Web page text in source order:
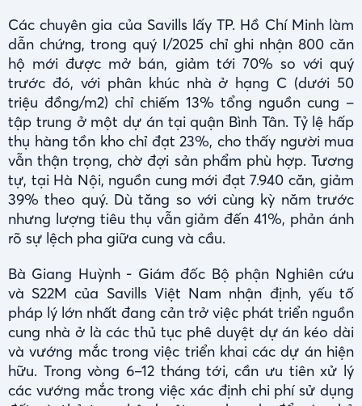
Các chuyên gia của Savills lấy TP. Hồ Chí Minh làm
dẫn chứng, trong quý I/2025 chỉ ghi nhận 800 căn
hộ mới được mở bán, giảm tới 70% so với quý
trước đó, với phân khúc nhà ở hạng C (dưới 50
triệu đồng/m2) chỉ chiếm 13% tổng nguồn cung –
tập trung ở một dự án tại quận Bình Tân. Tỷ lệ hấp
thụ hàng tồn kho chỉ đạt 23%, cho thấy người mua
vẫn thận trọng, chờ đợi sản phẩm phù hợp. Tương
tự, tại Hà Nội, nguồn cung mới đạt 7.940 căn, giảm
39% theo quý. Dù tăng so với cùng kỳ năm trước
nhưng lượng tiêu thụ vẫn giảm đến 41%, phản ánh
rõ sự lệch pha giữa cung và cầu.
Bà Giang Huỳnh - Giám đốc Bộ phận Nghiên cứu
và S22M của Savills Việt Nam nhận định, yếu tố
pháp lý lớn nhất đang cản trở việc phát triển nguồn
cung nhà ở là các thủ tục phê duyệt dự án kéo dài
và vướng mắc trong việc triển khai các dự án hiện
hữu. Trong vòng 6–12 tháng tới, cần ưu tiên xử lý
các vướng mắc trong việc xác định chi phí sử dụng